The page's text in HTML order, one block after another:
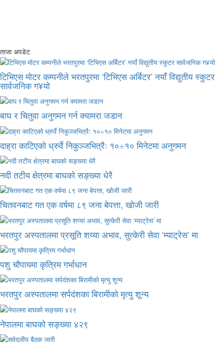
ताजा अपडेट
टिभिएस मोटर कम्पनीले भरतपुरमा ‘टिभिएस अर्बिटर’ नयाँ विद्युतीय स्कुटर
सार्वजनिक ग¥यो
बाघ र चितुवा अनुगमन गर्न क्यामरा जडान
दाह्रा काटिएको ध्रुर्वे निकुञ्जभित्रैः १०÷१० मिनेटमा अनुगमन
नदी तटीय क्षेत्रमा बाघको सङ्ख्या धेरै
चितवनबाट गत एक वर्षमा ८९ जना बेपत्ता, खोजी जारी
भरतपुर अस्पतालमा प्रसूति शय्या अभाव, सुत्केरी सेवा ‘म्याट्रेस’ मा
पशु चौपायमा कृत्रिम गर्भाधान
भरतपुर अस्पतालमा सर्पदंशका बिरामीको मृत्यु शून्य
नेपालमा बाघको सङ्ख्या ४२९